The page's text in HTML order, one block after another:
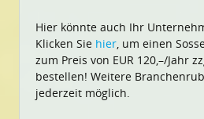
Hier könnte auch Ihr
Klicken Sie hier, um einen
zum Preis von EUR 120,–/Jahr
bestellen! Weitere
jederzeit möglich.